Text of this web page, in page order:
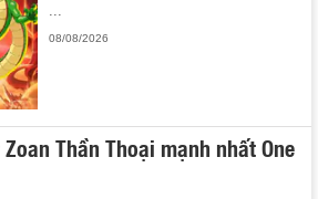
08/08/2026
Thần Thoại mạnh nhất One